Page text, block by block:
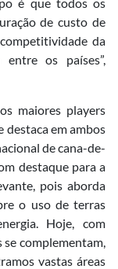
de custo de
da
os países”,
maiores players
destaca em ambos
de cana-de-
destaque para a
pois aborda
o uso de terras
Hoje, com
complementam,
vastas áreas